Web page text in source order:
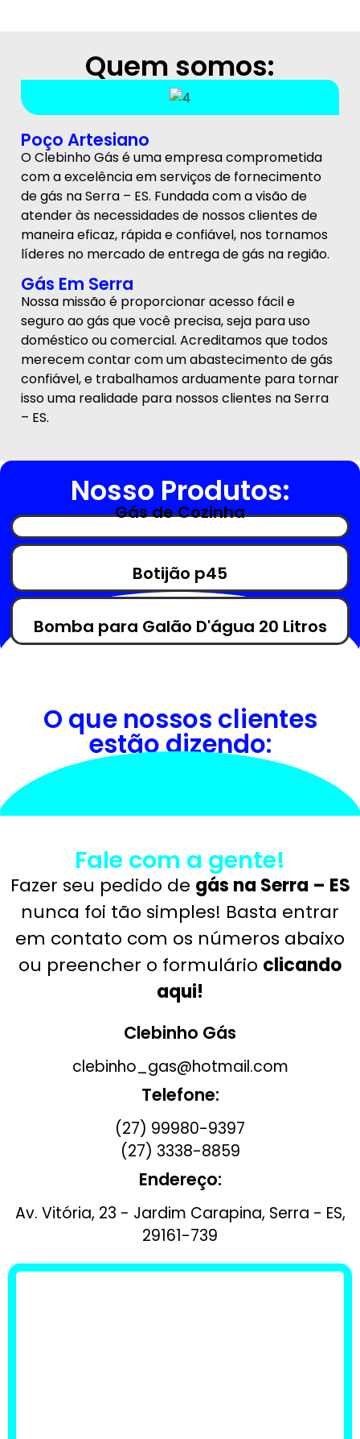
Quem somos:
Poço Artesiano
O Clebinho Gás é uma empresa comprometida
com a excelência em serviços de fornecimento
de gás na Serra – ES. Fundada com a visão de
atender às necessidades de nossos clientes de
maneira eficaz, rápida e confiável, nos tornamos
líderes no mercado de entrega de gás na região.
Gás Em Serra
Nossa missão é proporcionar acesso fácil e
seguro ao gás que você precisa, seja para uso
doméstico ou comercial. Acreditamos que todos
merecem contar com um abastecimento de gás
confiável, e trabalhamos arduamente para tornar
isso uma realidade para nossos clientes na Serra
– ES.
Nosso Produtos:
Gás de Cozinha
Botijão p45
Bomba para Galão D'água 20 Litros
O que nossos clientes
estão dizendo:
Fale com a gente!
Fazer seu pedido de gás na Serra – ES
nunca foi tão simples! Basta entrar
em contato com os números abaixo
ou preencher o formulário clicando
aqui!
Clebinho Gás
clebinho_gas@hotmail.com
Telefone:
(27) 99980-9397
(27) 3338-8859
Endereço:
Av. Vitória, 23 - Jardim Carapina, Serra - ES,
29161-739